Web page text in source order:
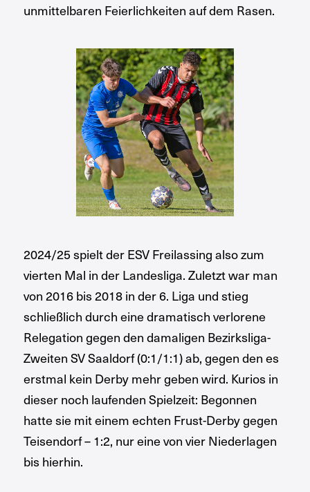
unmittelbaren Feierlichkeiten auf dem Rasen.
2024/25 spielt der ESV Freilassing also zum
vierten Mal in der Landesliga. Zuletzt war man
von 2016 bis 2018 in der 6. Liga und stieg
schließlich durch eine dramatisch verlorene
Relegation gegen den damaligen Bezirksliga-
Zweiten SV Saaldorf (0:1/1:1) ab, gegen den es
erstmal kein Derby mehr geben wird. Kurios in
dieser noch laufenden Spielzeit: Begonnen
hatte sie mit einem echten Frust-Derby gegen
Teisendorf – 1:2, nur eine von vier Niederlagen
bis hierhin.